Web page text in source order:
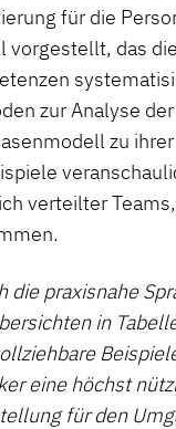
für die
vorgestellt, das
zur Analyse
zu
verteilter
die praxisnahe
in
eine höchst
für den